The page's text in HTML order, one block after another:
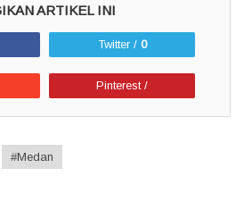
Twitter / 0
Pinterest /
#Medan